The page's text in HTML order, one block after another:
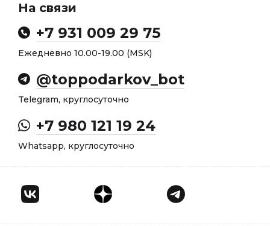
На связи
+7 931 009 29 75
Ежедневно 10.00-19.00 (MSK)
@toppodarkov_bot
Telegram, круглосуточно
+7 980 121 19 24
Whatsapp, круглосуточно